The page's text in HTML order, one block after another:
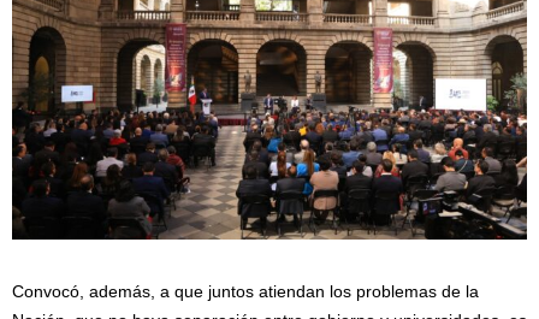
Convocó, además, a que juntos atiendan los problemas de la